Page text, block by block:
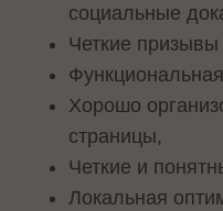
социальные
Четкие
Хорошо
страницы,
Четкие и
Локальная